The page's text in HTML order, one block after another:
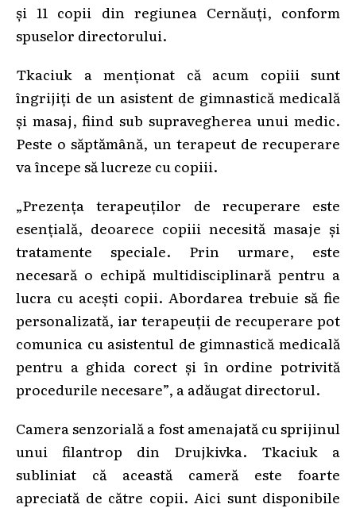
și 11 copii din regiunea Cernăuți, conform
spuselor directorului.
Tkaciuk a menționat că acum copiii sunt
îngrijiți de un asistent de gimnastică medicală
și masaj, fiind sub supravegherea unui medic.
Peste o săptămână, un terapeut de recuperare
va începe să lucreze cu copiii.
„Prezența terapeuților de recuperare este
esențială, deoarece copiii necesită masaje și
tratamente speciale. Prin urmare, este
necesară o echipă multidisciplinară pentru a
lucra cu acești copii. Abordarea trebuie să fie
personalizată, iar terapeuții de recuperare pot
comunica cu asistentul de gimnastică medicală
pentru a ghida corect și în ordine potrivită
procedurile necesare”, a adăugat directorul.
Camera senzorială a fost amenajată cu sprijinul
unui filantrop din Drujkivka. Tkaciuk a
subliniat că această cameră este foarte
apreciată de către copii. Aici sunt disponibile